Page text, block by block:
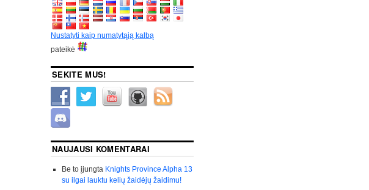
Nustatyti kaip numatytąją kalbą
pateikė
SEKITE MUS!
NAUJAUSI KOMENTARAI
Be toįjungta Knights Province Alpha 13
su ilgai lauktu kelių žaidėjų žaidimu!